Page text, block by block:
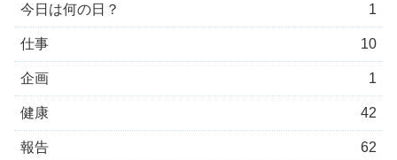
今日は何の日？ 1
仕事 10
企画 1
健康 42
報告 62